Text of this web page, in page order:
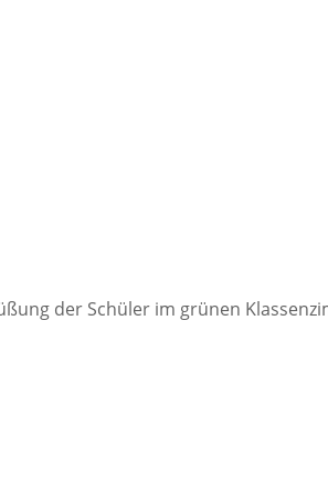
der Schüler im grünen